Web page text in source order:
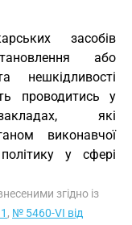
засобів
або
нешкідливості
проводитись у
закладах, які
виконавчої
у сфері
згідно із
, № 5460-VI від